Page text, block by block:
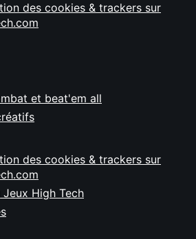
des cookies & trackers sur
et beat'em all
des cookies & trackers sur
Jeux High Tech